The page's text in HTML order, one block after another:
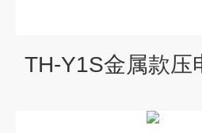
TH-Y1S金属款压